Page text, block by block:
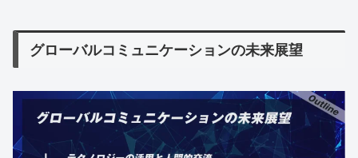
グローバルコミュニケーションの未来展望